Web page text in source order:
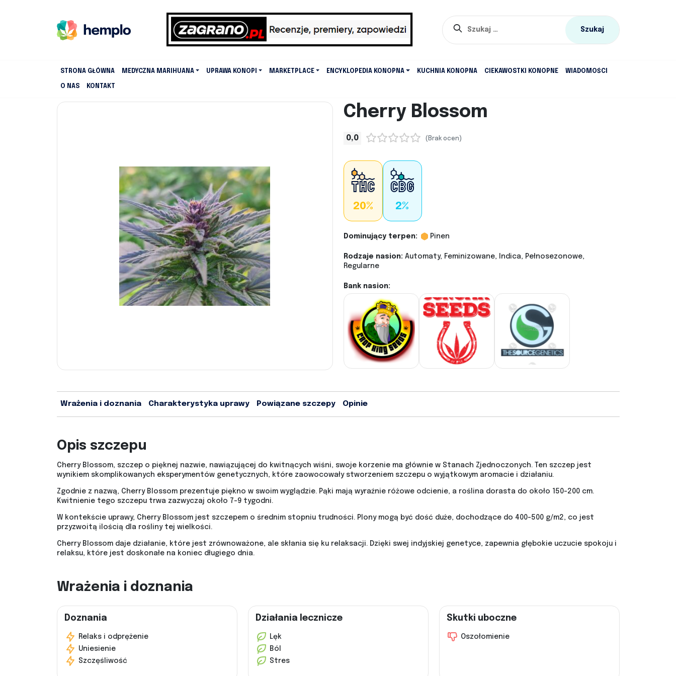
STRONA GŁÓWNA MEDYCZNA MARIHUANA UPRAWA KONOPI MARKETPLACE ENCYKLOPEDIA KONOPNA KUCHNIA KONOPNA CIEKAWOSTKI KONOPNE WIADOMOŚCI
O NAS KONTAKT
Cherry Blossom
0,0 (Brak ocen)
20% 2%
Dominujący terpen: Pinen
Rodzaje nasion: Automaty, Feminizowane, Indica, Pełnosezonowe,
Regularne
Bank nasion:
Wrażenia i doznania Charakterystyka uprawy Powiązane szczepy Opinie
Opis szczepu
Cherry Blossom, szczep o pięknej nazwie, nawiązującej do kwitnących wiśni, swoje korzenie ma głównie w Stanach Zjednoczonych. Ten szczep jest
wynikiem skomplikowanych eksperymentów genetycznych, które zaowocowały stworzeniem szczepu o wyjątkowym aromacie i działaniu.
Zgodnie z nazwą, Cherry Blossom prezentuje piękno w swoim wyglądzie. Pąki mają wyraźnie różowe odcienie, a roślina dorasta do około 150-200 cm.
Kwitnienie tego szczepu trwa zazwyczaj około 7-9 tygodni.
W kontekście uprawy, Cherry Blossom jest szczepem o średnim stopniu trudności. Plony mogą być dość duże, dochodzące do 400-500 g/m2, co jest
przyzwoitą ilością dla rośliny tej wielkości.
Cherry Blossom daje działanie, które jest zrównoważone, ale skłania się ku relaksacji. Dzięki swej indyjskiej genetyce, zapewnia głębokie uczucie spokoju i
relaksu, które jest doskonałe na koniec długiego dnia.
Wrażenia i doznania
Doznania
Relaks i odprężenie
Uniesienie
Szczęśliwość
Działania lecznicze
Lęk
Ból
Stres
Skutki uboczne
Oszołomienie